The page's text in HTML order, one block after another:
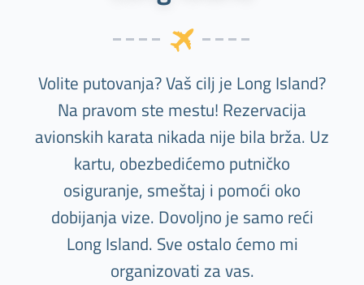
Volite putovanja? Vaš cilj je Long Island?
Na pravom ste mestu! Rezervacija
avionskih karata nikada nije bila brža. Uz
kartu, obezbedićemo putničko
osiguranje, smeštaj i pomoći oko
dobijanja vize. Dovoljno je samo reći
Long Island. Sve ostalo ćemo mi
organizovati za vas.